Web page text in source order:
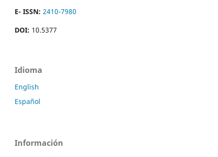
E- ISSN: 2410-7980
DOI: 10.5377
Idioma
English
Español
Información